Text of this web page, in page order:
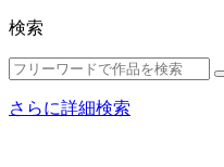
検索
さらに詳細検索